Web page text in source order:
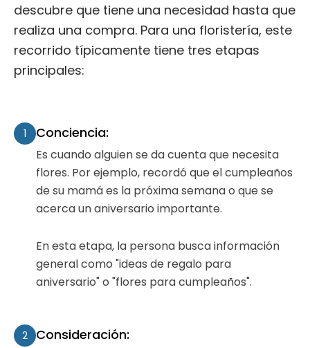
descubre que tiene una necesidad hasta que
realiza una compra. Para una floristería, este
recorrido típicamente tiene tres etapas
principales:
1 Conciencia:
Es cuando alguien se da cuenta que necesita
flores. Por ejemplo, recordó que el cumpleaños
de su mamá es la próxima semana o que se
acerca un aniversario importante.
En esta etapa, la persona busca información
general como "ideas de regalo para
aniversario" o "flores para cumpleaños".
2 Consideración: